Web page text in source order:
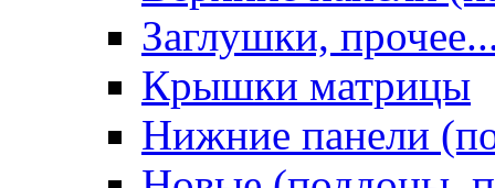
Заглушки,
Крышки матрицы
Нижние панели